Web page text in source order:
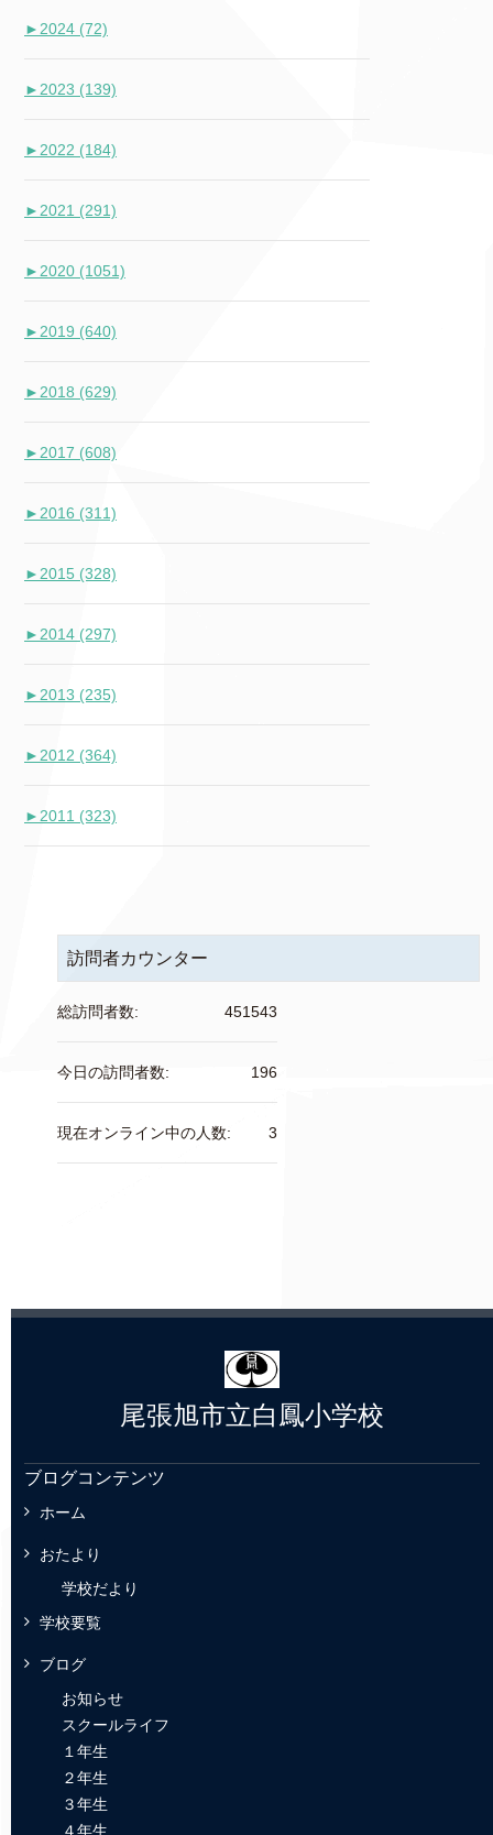
► 2024 (72)
► 2023 (139)
► 2022 (184)
► 2021 (291)
► 2020 (1051)
► 2019 (640)
► 2018 (629)
► 2017 (608)
► 2016 (311)
► 2015 (328)
► 2014 (297)
► 2013 (235)
► 2012 (364)
► 2011 (323)
訪問者カウンター
451543
総訪問者数:
196
今日の訪問者数:
3
現在オンライン中の人数:
尾張旭市立白鳳小学校
ブログコンテンツ
ホーム
おたより
学校だより
学校要覧
ブログ
お知らせ
スクールライフ
１年生
２年生
３年生
４年生